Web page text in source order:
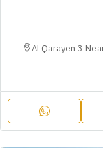
Al Qarayen 3